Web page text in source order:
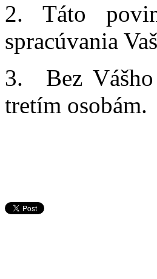
2. Táto
spracúvania
3. Bez Vášho
tretím osobám.